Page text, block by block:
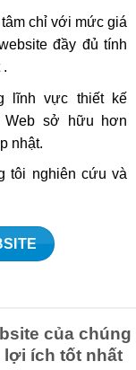
chỉ với mức giá
đầy đủ tính
.
lĩnh vực thiết kế
Web sở hữu hơn
nhật.
tôi nghiên cứu và
của chúng
lợi ích tốt nhất